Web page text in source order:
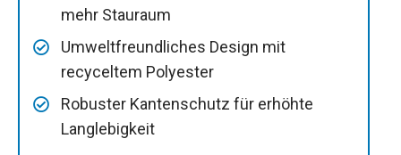
mehr Stauraum
Umweltfreundliches Design mit
recyceltem Polyester
Robuster Kantenschutz für erhöhte
Langlebigkeit